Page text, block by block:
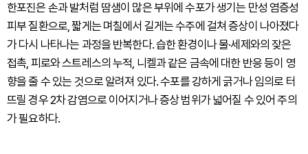
한포진은 손과 발처럼 땀샘이 많은 부위에 수포가 생기는 만성 염증성
피부 질환으로, 짧게는 며칠에서 길게는 수주에 걸쳐 증상이 나아졌다
가 다시 나타나는 과정을 반복한다. 습한 환경이나 물·세제와의 잦은
접촉, 피로와 스트레스의 누적, 니켈과 같은 금속에 대한 반응 등이 영
향을 줄 수 있는 것으로 알려져 있다. 수포를 강하게 긁거나 임의로 터
뜨릴 경우 2차 감염으로 이어지거나 증상 범위가 넓어질 수 있어 주의
가 필요하다.